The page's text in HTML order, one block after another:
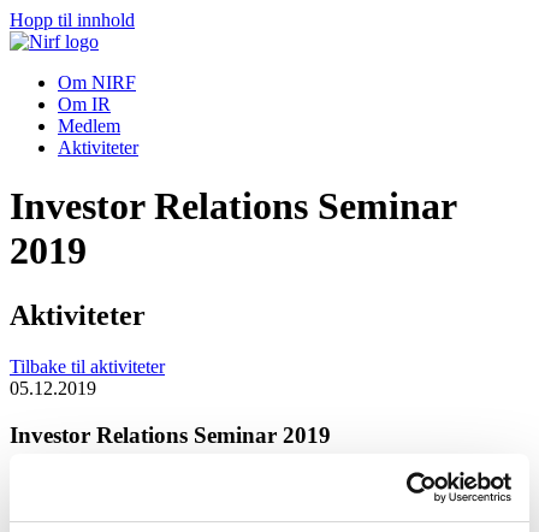
Hopp til innhold
Om NIRF
Om IR
Medlem
Aktiviteter
Investor Relations Seminar
2019
Aktiviteter
Tilbake til aktiviteter
05.12.2019
Investor Relations Seminar 2019
Torsdag 5. desember kl. 11.30 – 15.30 (lunsj fra 11.30 – 12.00)